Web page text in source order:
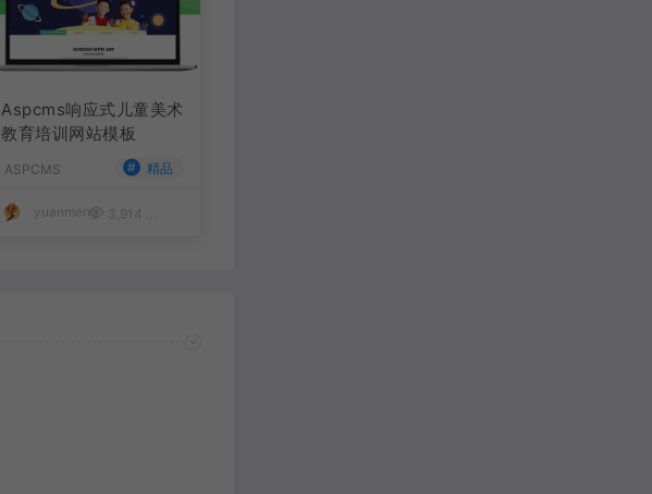
Aspcms响应式儿童美术
教育培训网站模板
ASPCMS # 精品
yuanmeng 3,914